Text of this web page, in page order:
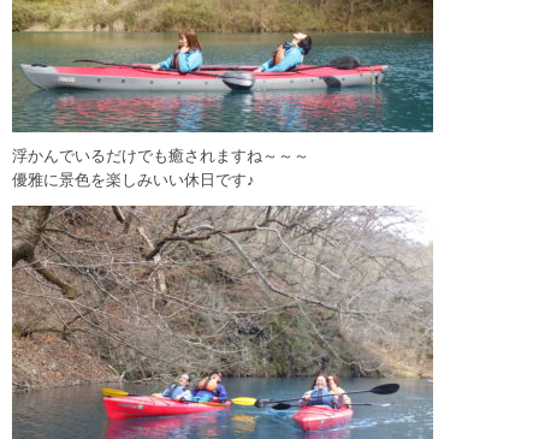
浮かんでいるだけでも癒されますね～～～
優雅に景色を楽しみいい休日です♪